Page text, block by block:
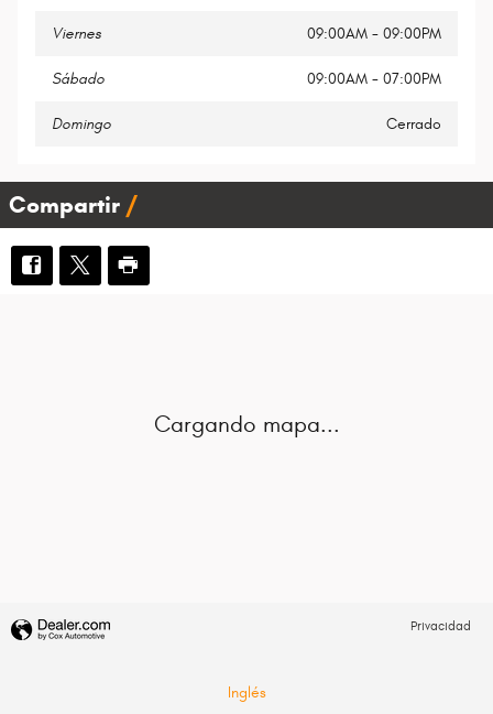
Viernes 09:00AM - 09:00PM
Sábado 09:00AM - 07:00PM
Domingo Cerrado
Compartir
Cargando mapa...
Privacidad
Inglés